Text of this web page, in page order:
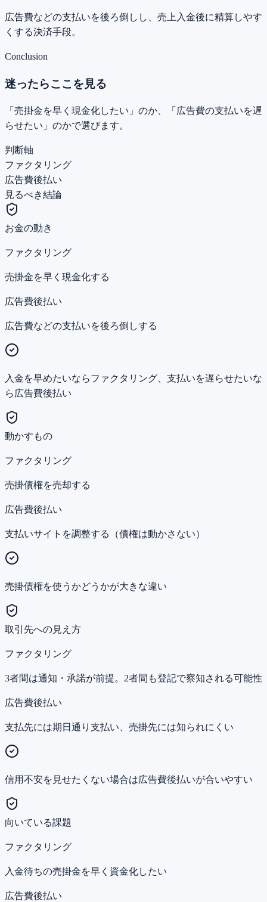
広告費などの支払いを後ろ倒しし、売上入金後に精算しやす
くする決済手段。
Conclusion
迷ったらここを見る
「売掛金を早く現金化したい」のか、「広告費の支払いを遅
らせたい」のかで選びます。
判断軸
ファクタリング
広告費後払い
見るべき結論
お金の動き
ファクタリング
売掛金を早く現金化する
広告費後払い
広告費などの支払いを後ろ倒しする
入金を早めたいならファクタリング、支払いを遅らせたいな
ら広告費後払い
動かすもの
ファクタリング
売掛債権を売却する
広告費後払い
支払いサイトを調整する（債権は動かさない）
売掛債権を使うかどうかが大きな違い
取引先への見え方
ファクタリング
3者間は通知・承諾が前提。2者間も登記で察知される可能性
広告費後払い
支払先には期日通り支払い、売掛先には知られにくい
信用不安を見せたくない場合は広告費後払いが合いやすい
向いている課題
ファクタリング
入金待ちの売掛金を早く資金化したい
広告費後払い